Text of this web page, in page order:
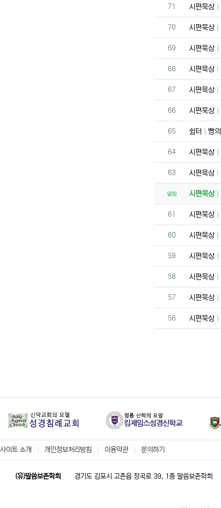
번호
71 시편묵상
번호
70 시편묵상
번호
69 시편묵상
번호
68 시편묵상
번호
67 시편묵상
번호
66 시편묵상
번호
65 쉼터 빵
번호
64 시편묵상
번호
63 시편묵상
열람 시편묵상
번호
61 시편묵상
번호
60 시편묵상
번호
59 시편묵상
번호
58 시편묵상
번호
57 시편묵상
번호
56 시편묵상
사이트 소개 개인정보처리방침 이용약관 문의하기
(유)말씀보존학회 경기도 김포시 고촌읍 장곡로 39, 1층 말씀보존학회